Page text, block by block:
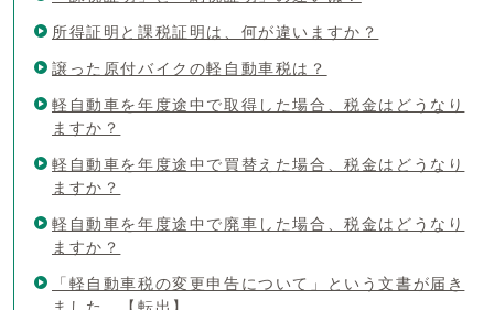
所得証明と課税証明は、何が違いますか？
譲った原付バイクの軽自動車税は？
軽自動車を年度途中で取得した場合、税金はどうなり
ますか？
軽自動車を年度途中で買替えた場合、税金はどうなり
ますか？
軽自動車を年度途中で廃車した場合、税金はどうなり
ますか？
「軽自動車税の変更申告について」という文書が届き